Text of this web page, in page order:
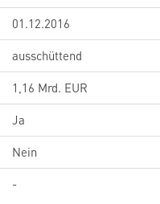
01.12.2016
ausschüttend
1,16 Mrd. EUR
Ja
Nein
-